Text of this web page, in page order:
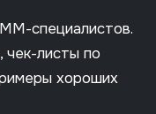
специалистов.
чек-листы по
хороших